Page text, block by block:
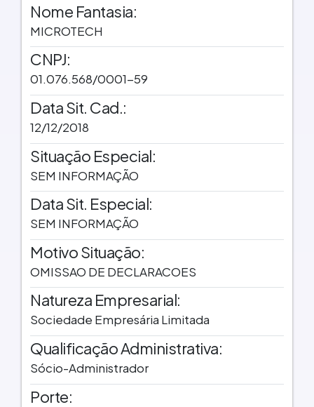
Nome Fantasia:
MICROTECH
CNPJ:
01.076.568/0001-59
Data Sit. Cad.:
12/12/2018
Situação Especial:
SEM INFORMAÇÃO
Data Sit. Especial:
SEM INFORMAÇÃO
Motivo Situação:
OMISSAO DE DECLARACOES
Natureza Empresarial:
Sociedade Empresária Limitada
Qualificação Administrativa:
Sócio-Administrador
Porte: